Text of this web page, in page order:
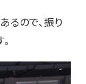
るので、振り